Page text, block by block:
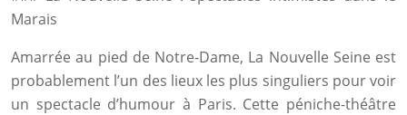
Marais
Amarrée au pied de Notre-Dame, La Nouvelle Seine est
probablement l’un des lieux les plus singuliers pour voir
un spectacle d’humour à Paris. Cette péniche-théâtre